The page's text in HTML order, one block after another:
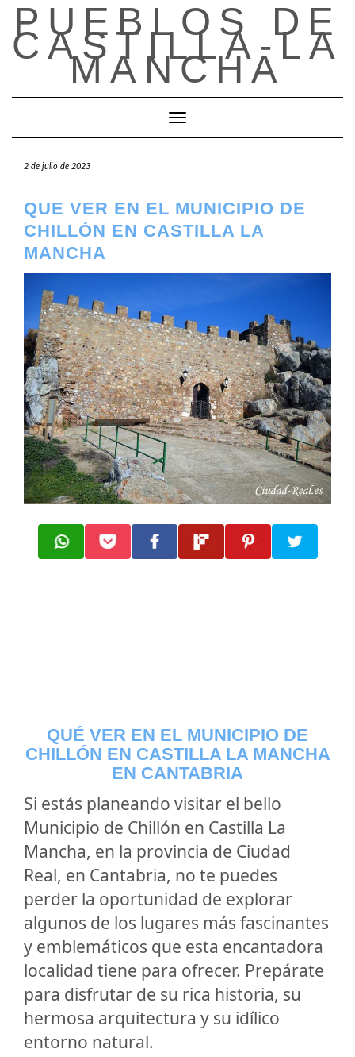
Saltar
contenido
PUEBLOS DE
CASTILLA-LA
MANCHA
Cambiar modo de navegación
2 de julio de 2023
QUE VER EN EL MUNICIPIO DE
CHILLÓN EN CASTILLA LA
MANCHA
QUÉ VER EN EL MUNICIPIO DE
CHILLÓN EN CASTILLA LA MANCHA
EN CANTABRIA
Si estás planeando visitar el bello
Municipio de Chillón en Castilla La
Mancha, en la provincia de Ciudad
Real, en Cantabria, no te puedes
perder la oportunidad de explorar
algunos de los lugares más fascinantes
y emblemáticos que esta encantadora
localidad tiene para ofrecer. Prepárate
para disfrutar de su rica historia, su
hermosa arquitectura y su idílico
entorno natural.